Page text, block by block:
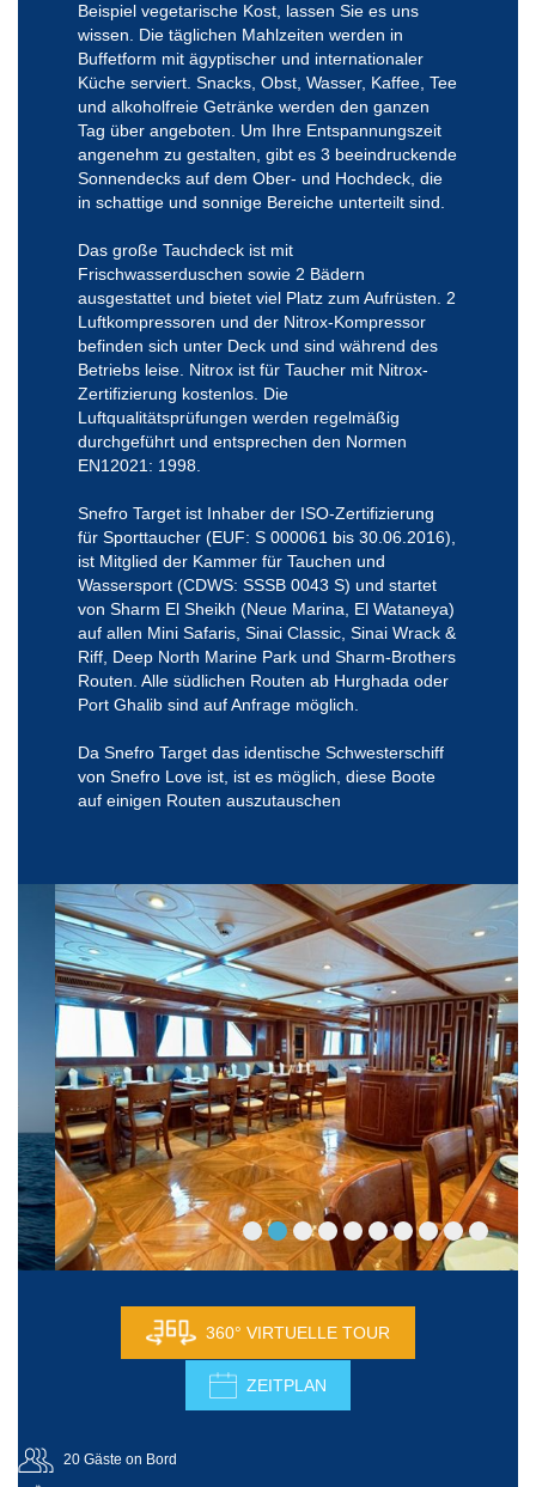
Beispiel vegetarische Kost, lassen Sie es uns
wissen. Die täglichen Mahlzeiten werden in
Buffetform mit ägyptischer und internationaler
Küche serviert. Snacks, Obst, Wasser, Kaffee, Tee
und alkoholfreie Getränke werden den ganzen
Tag über angeboten. Um Ihre Entspannungszeit
angenehm zu gestalten, gibt es 3 beeindruckende
Sonnendecks auf dem Ober- und Hochdeck, die
in schattige und sonnige Bereiche unterteilt sind.
Das große Tauchdeck ist mit
Frischwasserduschen sowie 2 Bädern
ausgestattet und bietet viel Platz zum Aufrüsten. 2
Luftkompressoren und der Nitrox-Kompressor
befinden sich unter Deck und sind während des
Betriebs leise. Nitrox ist für Taucher mit Nitrox-
Zertifizierung kostenlos. Die
Luftqualitätsprüfungen werden regelmäßig
durchgeführt und entsprechen den Normen
EN12021: 1998.
Snefro Target ist Inhaber der ISO-Zertifizierung
für Sporttaucher (EUF: S 000061 bis 30.06.2016),
ist Mitglied der Kammer für Tauchen und
Wassersport (CDWS: SSSB 0043 S) und startet
von Sharm El Sheikh (Neue Marina, El Wataneya)
auf allen Mini Safaris, Sinai Classic, Sinai Wrack &
Riff, Deep North Marine Park und Sharm-Brothers
Routen. Alle südlichen Routen ab Hurghada oder
Port Ghalib sind auf Anfrage möglich.
Da Snefro Target das identische Schwesterschiff
von Snefro Love ist, ist es möglich, diese Boote
auf einigen Routen auszutauschen
360° VIRTUELLE TOUR
ZEITPLAN
20 Gäste on Bord